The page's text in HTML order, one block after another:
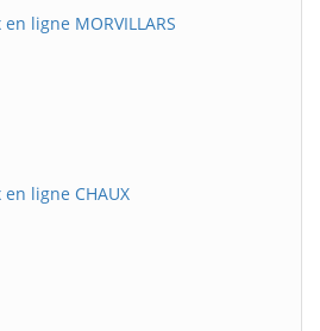
ligne MORVILLARS
ligne CHAUX